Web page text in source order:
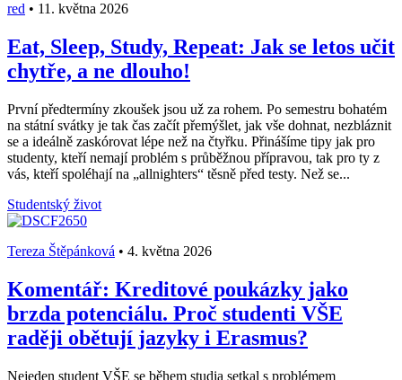
red • 11. května 2026
Eat, Sleep, Study, Repeat: Jak se letos učit
chytře, a ne dlouho!
První předtermíny zkoušek jsou už za rohem. Po semestru bohatém
na státní svátky je tak čas začít přemýšlet, jak vše dohnat, nezbláznit
se a ideálně zaskórovat lépe než na čtyřku. Přinášíme tipy jak pro
studenty, kteří nemají problém s průběžnou přípravou, tak pro ty z
vás, kteří spoléhají na „allnighters“ těsně před testy. Než se...
Studentský život
Tereza Štěpánková • 4. května 2026
Komentář: Kreditové poukázky jako
brzda potenciálu. Proč studenti VŠE
raději obětují jazyky i Erasmus?
Nejeden student VŠE se během studia setkal s problémem